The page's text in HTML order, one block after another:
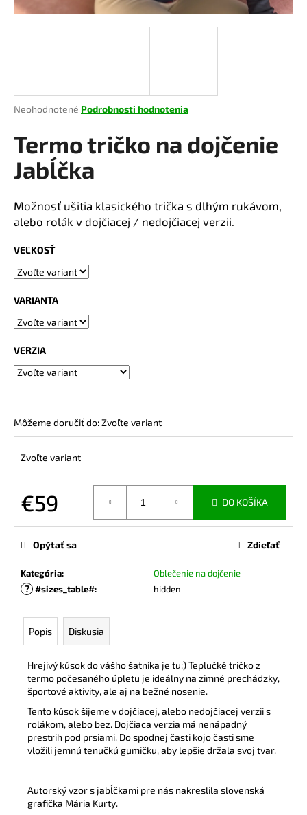
Priemerné
produktu
0,0
z
hviezdičiek.
Neohodnotené Podrobnosti hodnotenia
Termo tričko na dojčenie
Jabĺčka
Možnosť ušitia klasického trička s dlhým rukávom,
alebo rolák v dojčiacej / nedojčiacej verzii.
VEĽKOSŤ
VARIANTA
VERZIA
Môžeme doručiť do:Zvoľte variant
Zvoľte variant
€59 DO KOŠÍKA
Kategória: Oblečenie na dojčenie
? #sizes_table#: hidden
Opýtať sa Zdieľať
Popis Diskusia
Hrejivý kúsok do vášho šatníka je tu:) Teplučké tričko z
termo počesaného úpletu je ideálny na zimné prechádzky,
športové aktivity, ale aj na bežné nosenie.
Tento kúsok šijeme v dojčiacej, alebo nedojčiacej verzii s
rolákom, alebo bez. Dojčiaca verzia má nenápadný
prestrih pod prsiami. Do spodnej časti kojo časti sme
vložili jemnú tenučkú gumičku, aby lepšie držala svoj tvar.
Autorský vzor s jabĺčkami pre nás nakreslila slovenská
grafička Mária Kurty.
á
O
p
o
r
ú
č
a
e
DOJČENIE
€54,90